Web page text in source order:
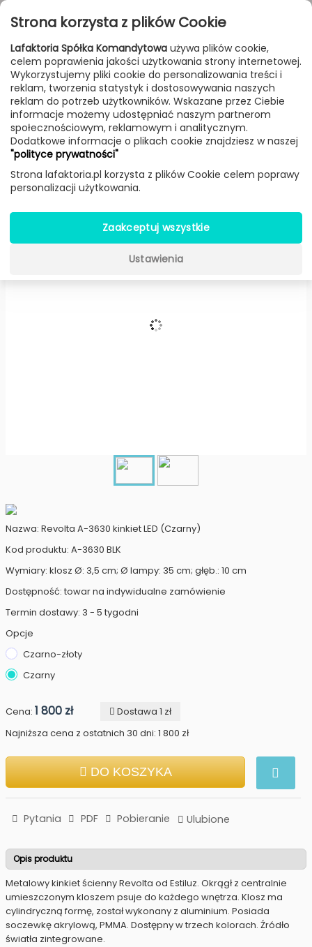
Przejdź do treści
FILTROWANIE & SORTOWANIE
Lampy Producenci Estiluz Produkt
Revolta A-3630 kinkiet LED
(Czarny) -Estiluz
Nazwa: Revolta A-3630 kinkiet LED (Czarny)
Kod produktu: A-3630 BLK
Wymiary: klosz Ø: 3,5 cm; Ø lampy: 35 cm; głęb.: 10 cm
Dostępność: towar na indywidualne zamówienie
Termin dostawy: 3 - 5 tygodni
Opcje
Czarno-złoty
Czarny
Cena: 1 800 zł
Dostawa 1 zł
Najniższa cena z ostatnich 30 dni: 1 800 zł
DO KOSZYKA
Pytania PDF Pobieranie Ulubione
Opis produktu
Metalowy kinkiet ścienny Revolta od Estiluz. Okrągł z centralnie
umieszczonym kloszem psuje do każdego wnętrza. Klosz ma
cylindryczną formę, został wykonany z aluminium. Posiada
soczewkę akrylową, PMMA. Dostępny w trzech kolorach. Źródło
światła zintegrowane.
Strona korzysta z plików Cookie
Lafaktoria Spółka Komandytowa używa plików cookie,
celem poprawienia jakości użytkowania strony internetowej.
Wykorzystujemy pliki cookie do personalizowania treści i
reklam, tworzenia statystyk i dostosowywania naszych
reklam do potrzeb użytkowników. Wskazane przez Ciebie
informacje możemy udostępniać naszym partnerom
społecznościowym, reklamowym i analitycznym.
Dodatkowe informacje o plikach cookie znajdziesz w naszej
"polityce prywatności"
Strona lafaktoria.pl korzysta z plików Cookie celem poprawy
personalizacji użytkowania.
Zaakceptuj wszystkie
Ustawienia